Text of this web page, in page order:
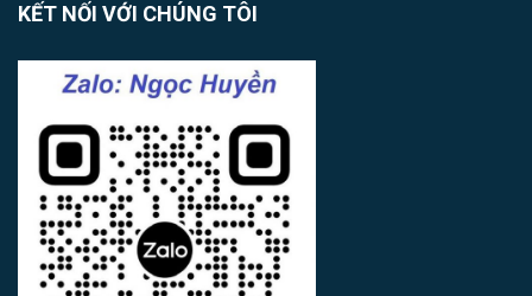
KẾT NỐI VỚI CHÚNG TÔI